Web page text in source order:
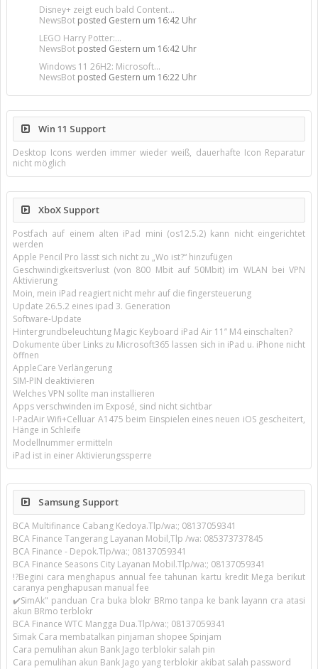
Disney+ zeigt euch bald Content...
NewsBot posted Gestern um 16:42 Uhr
LEGO Harry Potter:...
NewsBot posted Gestern um 16:42 Uhr
Windows 11 26H2: Microsoft...
NewsBot posted Gestern um 16:22 Uhr
Win 11 Support
Desktop Icons werden immer wieder weiß, dauerhafte Icon Reparatur
nicht möglich
XboX Support
Postfach auf einem alten iPad mini (os12.5.2) kann nicht eingerichtet
werden
Apple Pencil Pro lässt sich nicht zu „Wo ist?“ hinzufügen
Geschwindigkeitsverlust (von 800 Mbit auf 50Mbit) im WLAN bei VPN
Aktivierung
Moin, mein iPad reagiert nicht mehr auf die fingersteuerung
Update 26.5.2 eines ipad 3. Generation
Software-Update
Hintergrundbeleuchtung Magic Keyboard iPad Air 11’’ M4 einschalten?
Dokumente über Links zu Microsoft365 lassen sich in iPad u. iPhone nicht
öffnen
AppleCare Verlängerung
SIM-PIN deaktivieren
Welches VPN sollte man installieren
Apps verschwinden im Exposé, sind nicht sichtbar
I-PadAir Wifi+Celluar A1475 beim Einspielen eines neuen iOS gescheitert,
Hänge in Schleife
Modellnummer ermitteln
iPad ist in einer Aktivierungssperre
Samsung Support
BCA Multifinance Cabang Kedoya.Tlp/wa:; 08137059341
BCA Finance Tangerang Layanan Mobil,Tlp /wa: 085373737845
BCA Finance - Depok.Tlp/wa:; 08137059341
BCA Finance Seasons City Layanan Mobil.Tlp/wa:; 08137059341
!?Begini cara menghapus annual fee tahunan kartu kredit Mega berikut
caranya penghapusan manual fee
✔️SimAk" panduan Cra buka blokr BRmo tanpa ke bank layann cra atasi
akun BRmo terblokr
BCA Finance WTC Mangga Dua.Tlp/wa:; 08137059341
Simak Cara membatalkan pinjaman shopee Spinjam
Cara pemulihan akun Bank Jago terblokir salah pin
Cara pemulihan akun Bank Jago yang terblokir akibat salah password